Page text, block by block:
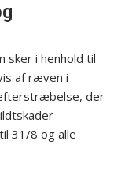
sker i henhold til
af ræven i
der
-
31/8 og alle